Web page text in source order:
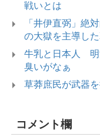
戦いとは
「井伊直弼」絶
の大獄を主導し
牛乳と日本人 明
臭いがなぁ
草莽庶民が武器
コメント欄